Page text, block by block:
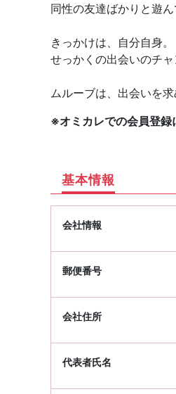
同性の友達ばかりと遊
きっかけは、自分自身。
せっかくの出会いのチ
ムルーブは、出会いを
※オミカレでの会員登録
基本情報
会社情報
郵便番号
会社住所
代表者氏名